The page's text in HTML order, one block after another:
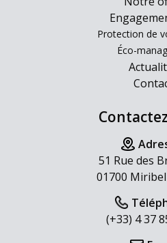
Protection de
Éco-
51 Rue des
01700
(+33) 4 37